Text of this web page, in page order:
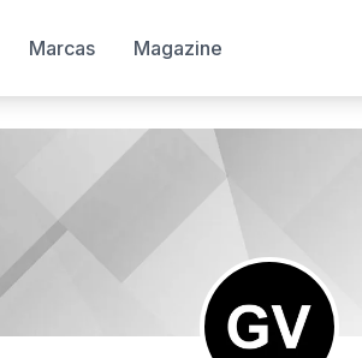
Marcas Magazine